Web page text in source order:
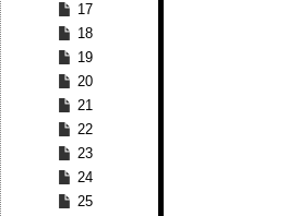
17
18
19
20
21
22
23
24
25